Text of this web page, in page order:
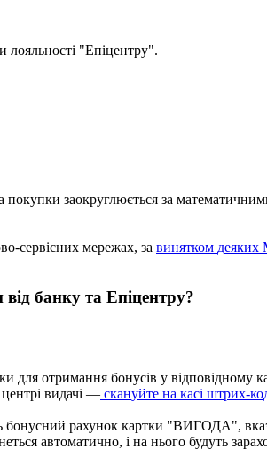
и лояльності "Епіцентру".
покупки заокруглюється за математичним
во-сервісних мережах, за винятком деяких
від банку та Епіцентру?
ки для отримання бонусів у відповідному к
центрі видачі — скануйте на касі штрих-ко
бонусний рахунок картки "ВИГОДА", вка
еться автоматично, і на нього будуть зарах